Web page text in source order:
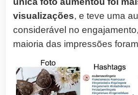
visualizações, e teve uma
considerável no
maioria das impressões